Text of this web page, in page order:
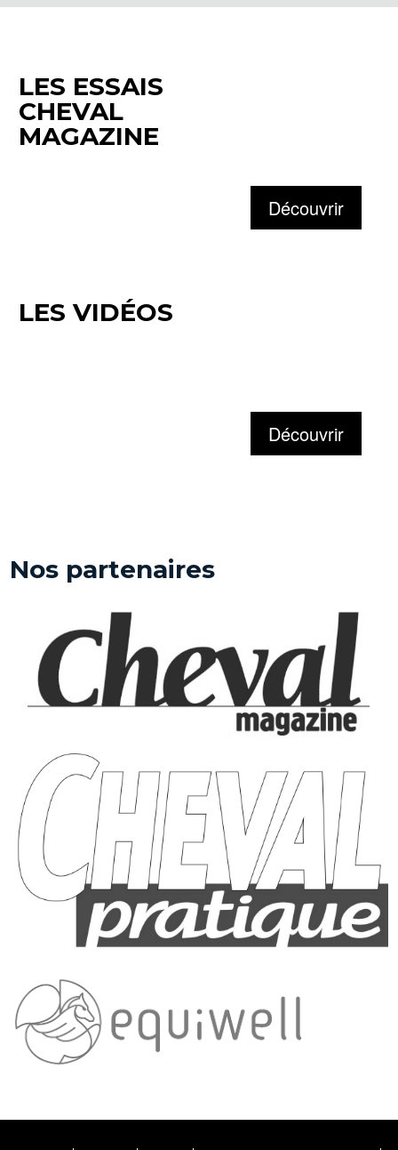
LES ESSAIS
CHEVAL
MAGAZINE
LES VIDÉOS
Nos partenaires